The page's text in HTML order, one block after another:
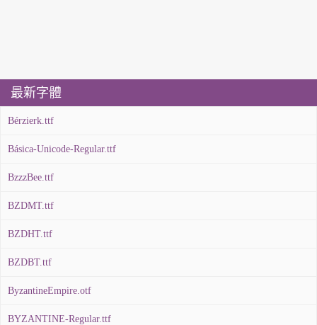
最新字體
Bérzierk.ttf
Básica-Unicode-Regular.ttf
BzzzBee.ttf
BZDMT.ttf
BZDHT.ttf
BZDBT.ttf
ByzantineEmpire.otf
BYZANTINE-Regular.ttf